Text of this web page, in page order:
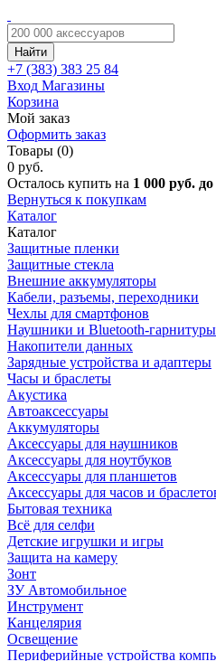
Найти
+7 (383) 383 25 84
Вход Магазины
Корзина
Мой заказ
Оформить заказ
Товары (0)
0 руб.
Осталось купить на 1 000 руб.
Вернуться к покупкам
Каталог
Каталог
Защитные пленки
Защитные стекла
Внешние аккумуляторы
Кабели, разъемы, переходники
Чехлы для смартфонов
Наушники и Bluetooth-гарнитуры
Накопители данных
Зарядные устройства и адаптеры
Часы и браслеты
Акустика
Автоаксессуары
Аккумуляторы
Аксессуары для наушников
Аксессуары для ноутбуков
Аксессуары для планшетов
Аксессуары для часов и
Бытовая техника
Всё для селфи
Детские игрушки и игры
Защита на камеру
Зонт
ЗУ Автомобильное
Инструмент
Канцелярия
Освещение
Периферийные устройства